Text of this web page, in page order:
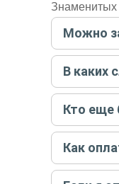
Знаменитых
Можно
В каких
Только в
вас об
Кто еще
Если
условий
Как
Создайте